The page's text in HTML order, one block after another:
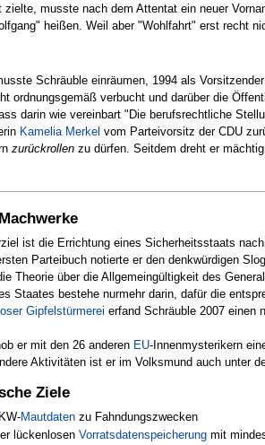
zielte, musste nach dem Attentat ein neuer
heißen. Weil aber "Wohlfahrt" erst recht
Schräuble einräumen, 1994 als
ordnungsgemäß verbucht und darüber die
darin wie vereinbart "Die berufsrechtliche
Kamelia Merkel vom Parteivorsitz der CDU
zurückrollen zu dürfen. Seitdem dreht er
ist die Errichtung eines Sicherheitsstaats
Parteibuch notierte er den denkwürdigen
Theorie über die Allgemeingültigkeit des
Staates bestehe nurmehr darin, dafür die
Gipfelstürmerei erfand Schräuble 2007 einen
er mit den 26 anderen EU-Innenmysterikern
Aktivitäten ist er im Volksmund auch unter
Ziele
Mautdaten zu Fahndungszwecken
lückenlosenVorratsdatenspeicherung mit